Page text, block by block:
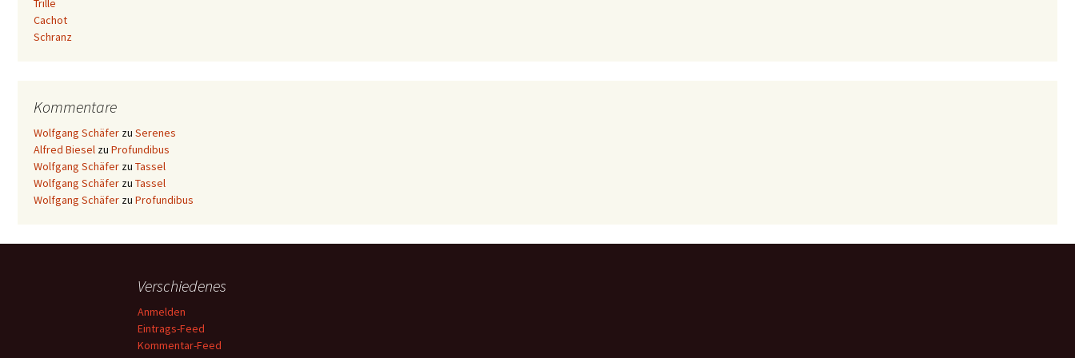
Trille
Cachot
Schranz
Kommentare
Wolfgang Schäfer zu Serenes
Alfred Biesel zu Profundibus
Wolfgang Schäfer zu Tassel
Wolfgang Schäfer zu Tassel
Wolfgang Schäfer zu Profundibus
Verschiedenes
Anmelden
Eintrags-Feed
Kommentar-Feed